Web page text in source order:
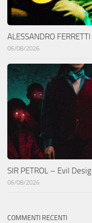
ALESSANDRO
06/08/2026
SIR PETROL – Evil
06/08/2026
COMMENTI RECENTI